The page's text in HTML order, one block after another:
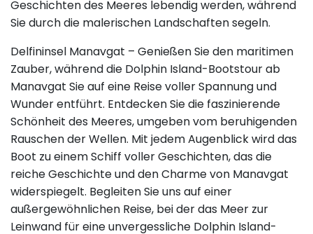
Geschichten des Meeres lebendig werden, während
Sie durch die malerischen Landschaften segeln.
Delfininsel Manavgat – Genießen Sie den maritimen
Zauber, während die Dolphin Island-Bootstour ab
Manavgat Sie auf eine Reise voller Spannung und
Wunder entführt. Entdecken Sie die faszinierende
Schönheit des Meeres, umgeben vom beruhigenden
Rauschen der Wellen. Mit jedem Augenblick wird das
Boot zu einem Schiff voller Geschichten, das die
reiche Geschichte und den Charme von Manavgat
widerspiegelt. Begleiten Sie uns auf einer
außergewöhnlichen Reise, bei der das Meer zur
Leinwand für eine unvergessliche Dolphin Island-